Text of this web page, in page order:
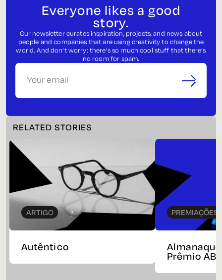
Everyone likes a good
story.
Our newsletter curates inspiration, projects, and news about
people and companies that are using creativity to change the
world. And don’t worry: there’s so much cool stuff that there’s
no room for spam.
Your email
RELATED STORIES
ARTIGO
Autêntico
PREMIAÇÕES
Prêmio